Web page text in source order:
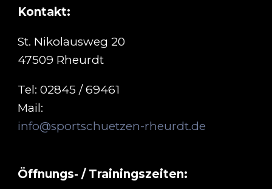
Kontakt:
St. Nikolausweg 20
47509 Rheurdt
Tel: 02845 / 69461
Mail:
info@sportschuetzen-rheurdt.de
Öffnungs- / Trainingszeiten: